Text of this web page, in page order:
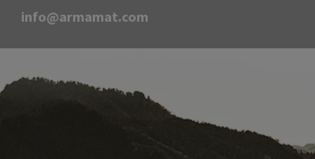
info@armamat.com